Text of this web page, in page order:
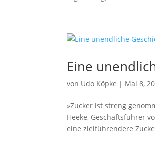
Eine
von Udo Köpke | Mai 8,
»Zucker ist streng
Heeke, Geschäftsführer
eine zielführendere